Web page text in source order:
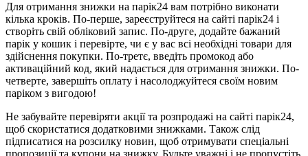
Для отримання знижки на парік24 вам потрібно виконати
кілька кроків. По-перше, зареєструйтеся на сайті парік24 і
створіть свій обліковий запис. По-друге, додайте бажаний
парік у кошик і перевірте, чи є у вас всі необхідні товари для
здійснення покупки. По-третє, введіть промокод або
активаційний код, який надається для отримання знижки. По-
четверте, завершіть оплату і насолоджуйтеся своїм новим
паріком з вигодою!
Не забувайте перевіряти акції та розпродажі на сайті парік24,
щоб скористатися додатковими знижками. Також слід
підписатися на розсилку новин, щоб отримувати спеціальні
пропозиції та купони на знижку. Будьте уважні і не пропустіть